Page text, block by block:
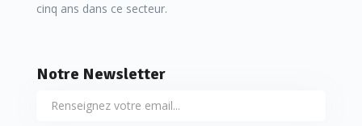
cinq ans dans ce secteur.
Notre Newsletter